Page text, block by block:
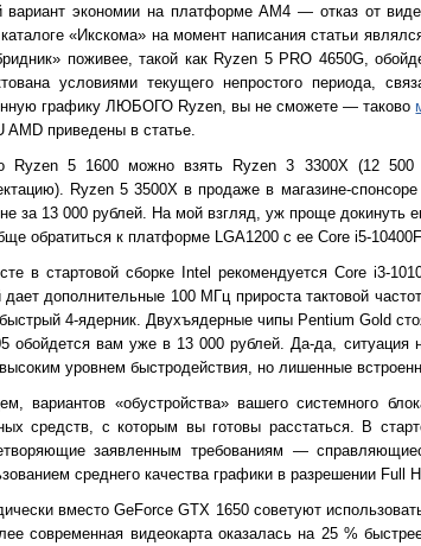
вариант экономии на платформе AM4 — отказ от
«Икскома» на момент написания статьи
поживее, такой как Ryzen 5 PRO 4650G,
условиями текущего непростого периода,
графику ЛЮБОГО Ryzen, вы не сможете — таково
AMD приведены в статье.
Ryzen 5 1600 можно взять Ryzen 3 3300X (12
Ryzen 5 3500X в продаже в магазине-
за 13 000 рублей. На мой взгляд, уж проще
обратиться к платформе LGA1200 с ее Core i5-10400F
в стартовой сборке Intel рекомендуется Core i3-
дает дополнительные 100 МГц прироста тактовой
4-ядерник. Двухъядерные чипы Pentium Gold
обойдется вам уже в 13 000 рублей. Да-да,
уровнем быстродействия, но лишенные
вариантов «обустройства» вашего системного
средств, с которым вы готовы расстаться. В
заявленным требованиям —
среднего качества графики в разрешении Full
вместо GeForce GTX 1650 советуют
современная видеокарта оказалась на 25 %